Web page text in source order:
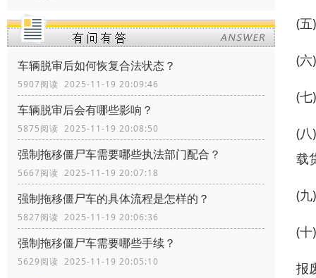
车辆脱审后如何恢复合法状态？
5907阅读 2025-11-19 20:09:46
车辆脱审后会有哪些影响？
5875阅读 2025-11-19 20:08:50
强制拖移僵尸车需要哪些执法部门配合？
5667阅读 2025-11-19 20:07:18
强制拖移僵尸车的具体流程是怎样的？
5827阅读 2025-11-19 20:06:36
强制拖移僵尸车需要哪些手续？
5629阅读 2025-11-19 20:05:10
(
(
(
(
载
(
(
报